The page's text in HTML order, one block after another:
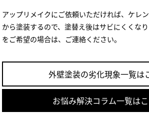
アップリメイクにご依頼いただければ、ケレ
から塗装するので、塗替え後はサビにくくな
をご希望の場合は、ご連絡ください。
外壁塗装の劣化現象一覧は
お悩み解決コラム一覧は